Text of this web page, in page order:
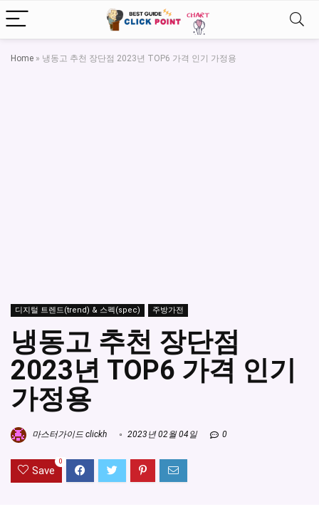
Home » 냉동고 추천 장단점 2023년 TOP6 가격 인기 가정용
디지털 트렌드(trend) & 스펙(spec) 주방가전
냉동고 추천 장단점
2023년 TOP6 가격 인기
가정용
마스터가이드 clickh 2023년 02월 04일 0
Save
0